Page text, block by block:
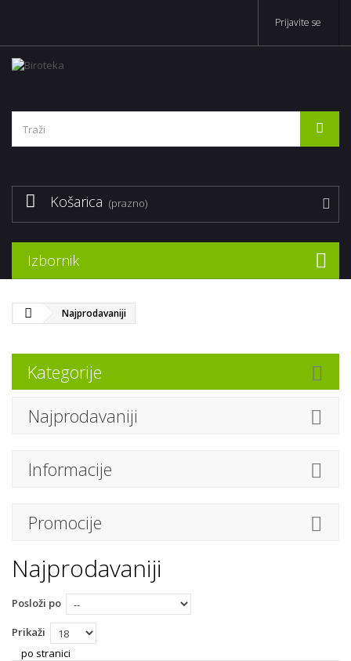
Prijavite se
Košarica (prazno)
Izbornik
Najprodavaniji
Kategorije
Najprodavaniji
Informacije
Promocije
Najprodavaniji
Posloži po
Prikaži
po stranici